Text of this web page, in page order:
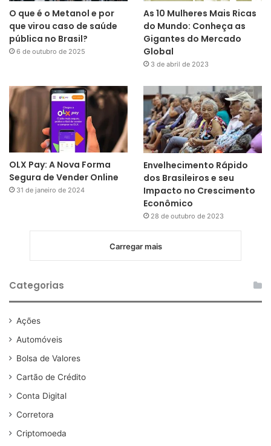
O que é o Metanol e por
que virou caso de saúde
pública no Brasil?
6 de outubro de 2025
As 10 Mulheres Mais Ricas
do Mundo: Conheça as
Gigantes do Mercado
Global
3 de abril de 2023
OLX Pay: A Nova Forma
Segura de Vender Online
31 de janeiro de 2024
Envelhecimento Rápido
dos Brasileiros e seu
Impacto no Crescimento
Econômico
28 de outubro de 2023
Carregar mais
Categorias
Ações
Automóveis
Bolsa de Valores
Cartão de Crédito
Conta Digital
Corretora
Criptomoeda